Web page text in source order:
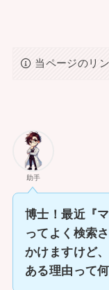
当ページのリ
助手
博士！最近『
ってよく検索
かけますけど
ある理由って